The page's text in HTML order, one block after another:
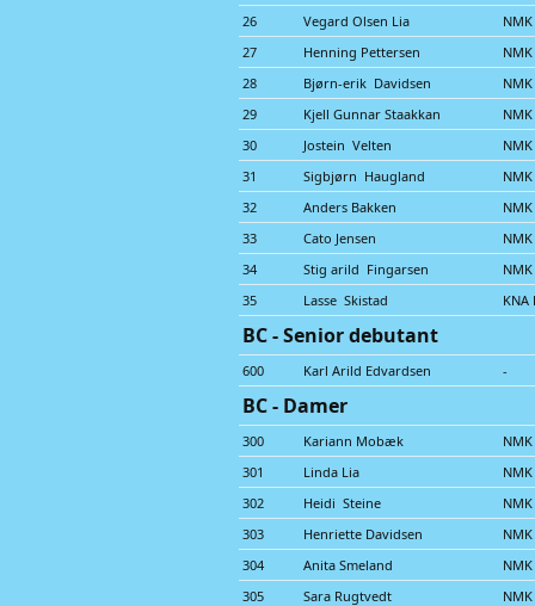
26
Vegard Olsen Lia
27
Henning Pettersen
28
Bjørn-erik Davidsen
29
Kjell Gunnar Staakkan
30
Jostein Velten
31
Sigbjørn Haugland
32
Anders Bakken
33
Cato Jensen
34
Stig arild Fingarsen
35
Lasse Skistad KNA
BC - Senior debutant
600 Karl Arild Edvardsen -
BC - Damer
300 Kariann Mobæk
301
Linda Lia
302
Heidi Steine
303
Henriette Davidsen
304
Anita Smeland
305
Sara Rugtvedt